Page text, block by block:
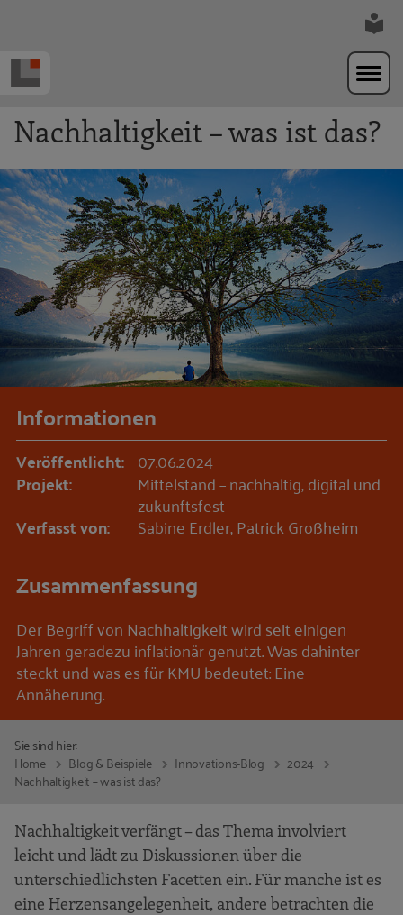
Nachhaltigkeit – was ist das?
Informationen
Veröffentlicht: 07.06.2024
Projekt: Mittelstand – nachhaltig, digital und
zukunftsfest
Verfasst von: Sabine Erdler, Patrick Großheim
Zusammenfassung
Der Begriff von Nachhaltigkeit wird seit einigen
Jahren geradezu inflationär genutzt. Was dahinter
steckt und was es für KMU bedeutet: Eine
Annäherung.
Sie sind hier:
Home
Blog & Beispiele Innovations-Blog
2024
Nachhaltigkeit – was ist das?
Nachhaltigkeit verfängt – das Thema involviert
leicht und lädt zu Diskussionen über die
unterschiedlichsten Facetten ein. Für manche ist es
eine Herzensangelegenheit, andere betrachten die